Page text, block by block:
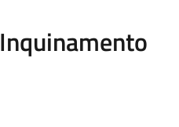
Inquinamento